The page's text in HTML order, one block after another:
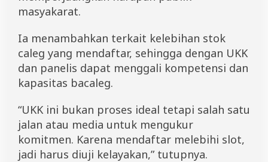
masyakarat.
Ia menambahkan terkait kelebihan stok
caleg yang mendaftar, sehingga dengan UKK
dan panelis dapat menggali kompetensi dan
kapasitas bacaleg.
“UKK ini bukan proses ideal tetapi salah satu
jalan atau media untuk mengukur
komitmen. Karena mendaftar melebihi slot,
jadi harus diuji kelayakan,” tutupnya.